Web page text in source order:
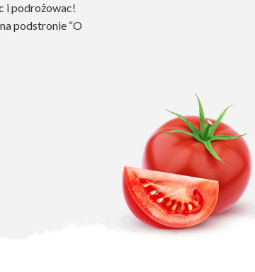
i podrożowac!
podstronie “O